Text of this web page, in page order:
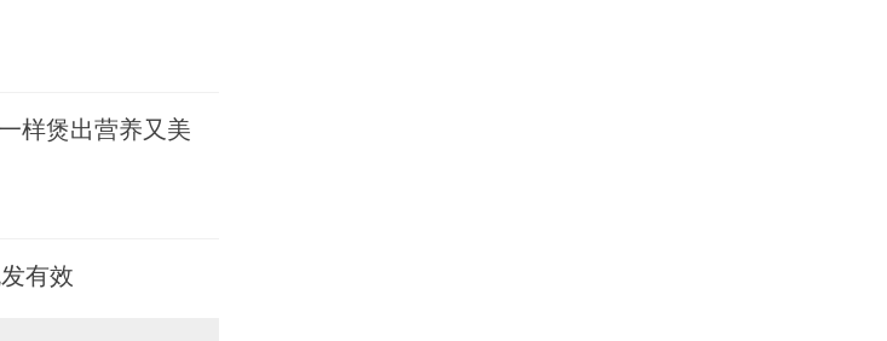
一样煲出营养又美
有效